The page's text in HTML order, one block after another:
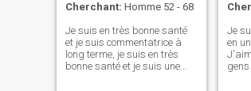
Cherchant: Homme 52 - 68
Je suis en très bonne santé
et je suis commentatrice à
long terme, je suis en très
bonne santé et je suis une
Je
en